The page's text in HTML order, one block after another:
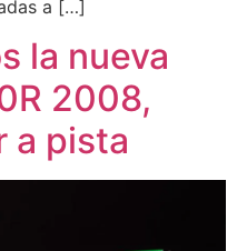
a […]
la nueva
2008,
a pista